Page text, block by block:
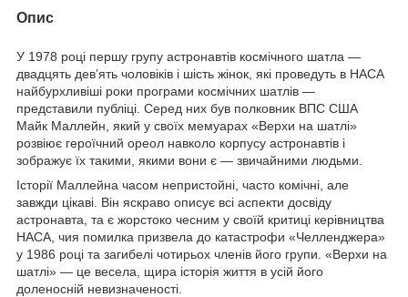
Опис
У 1978 році першу групу астронавтів космічного шатла —
двадцять дев’ять чоловіків і шість жінок, які проведуть в НАСА
найбурхливіші роки програми космічних шатлів —
представили публіці. Серед них був полковник ВПС США
Майк Маллейн, який у своїх мемуарах «Верхи на шатлі»
розвіює героїчний ореол навколо корпусу астронавтів і
зображує їх такими, якими вони є — звичайними людьми.
Історії Маллейна часом непристойні, часто комічні, але
завжди цікаві. Він яскраво описує всі аспекти досвіду
астронавта, та є жорстоко чесним у своїй критиці керівництва
НАСА, чия помилка призвела до катастрофи «Челленджера»
у 1986 році та загибелі чотирьох членів його групи. «Верхи на
шатлі» — це весела, щира історія життя в усій його
доленосній невизначеності.